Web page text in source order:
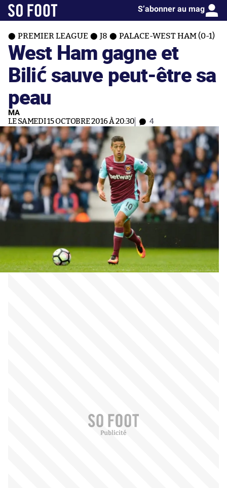
S’abonner au mag
PREMIER LEAGUE J8 PALACE-WEST HAM (0-1)
West Ham gagne et
Bilić sauve peut-être sa
peau
MA
LE SAMEDI 15 OCTOBRE 2016 À 20:30 4